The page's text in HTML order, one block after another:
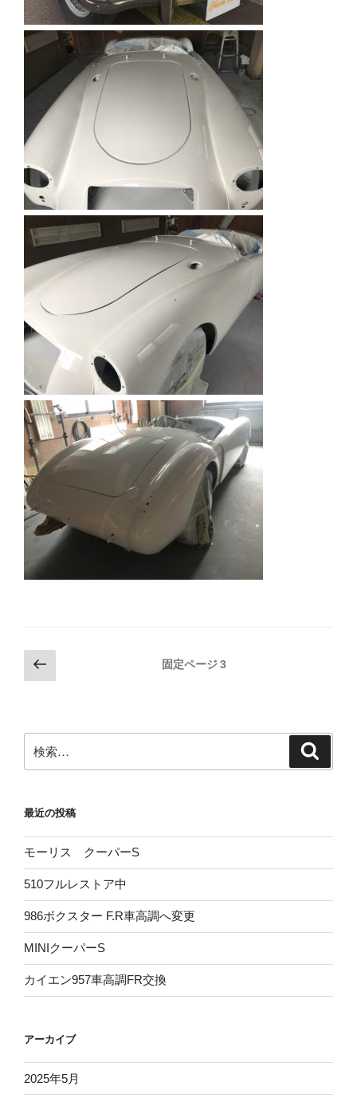
投
稿
ー
ジ
り
前
の
ジ
固定ページ3
索:
最近の投稿
モーリス クーパーS
510フルレストア中
986ボクスター F.R車高調へ変更
MINIクーパーS
カイエン957車高調FR交換
アーカイブ
2025年5月